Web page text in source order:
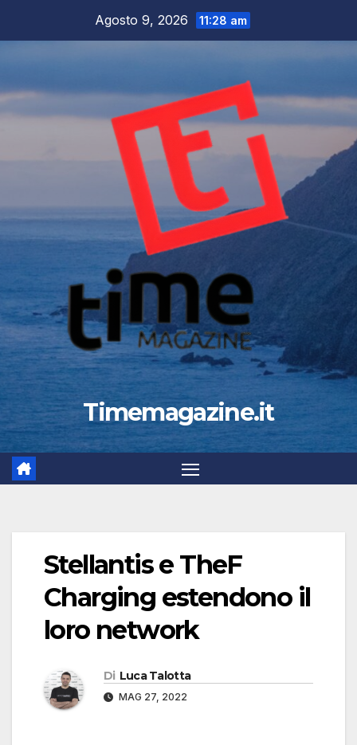
Agosto 9, 2026 11:28 am
Timemagazine.it
Stellantis e TheF
Charging estendono il
loro network
Di Luca Talotta
MAG 27, 2022